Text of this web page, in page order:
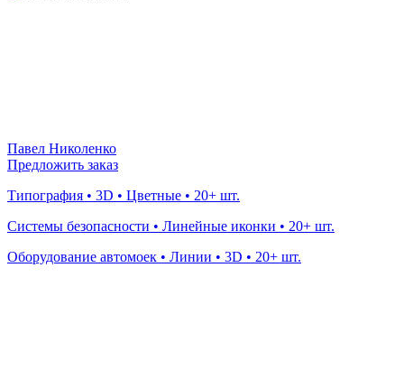
Павел Николенко
Предложить заказ
Типография • 3D • Цветные • 20+ шт.
Системы безопасности • Линейные иконки • 20+ шт.
Оборудование автомоек • Линии • 3D • 20+ шт.